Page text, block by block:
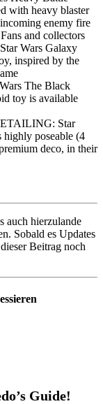
with heavy blaster
enemy fire
and collectors
Wars Galaxy
inspired by the
The Black
toy is available
Star
highly poseable (4
deco, in their
auch hierzulande
Sobald es Updates
Beitrag noch
Guide!